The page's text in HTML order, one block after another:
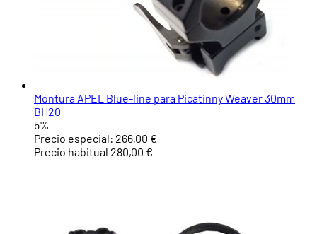
Montura APEL Blue-line para Picatinny Weaver 30mm
BH20
5%
Precio especial: 266,00 €
Precio habitual 280,00 €